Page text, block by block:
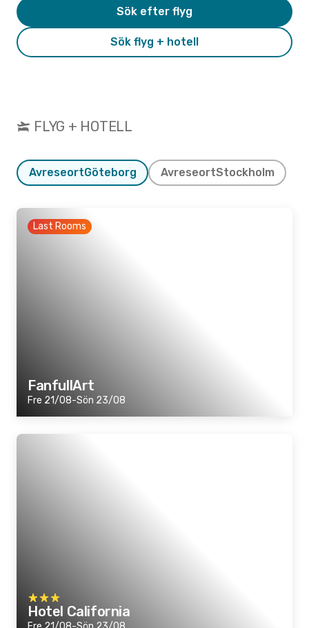
Sök flyg + hotell
Sök efter flyg
FLYG + HOTELL
AvreseortGöteborg AvreseortStockholm
Last Rooms
FanfullArt
Fre 21/08-Sön 23/08
Hotel California